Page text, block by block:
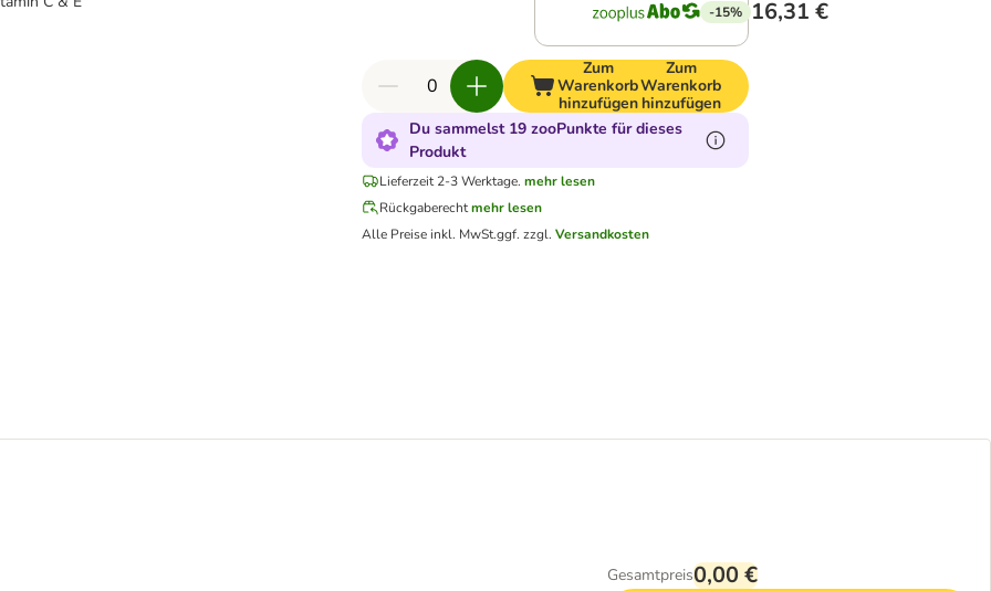
-15% 16,31 €
Zum
Warenkorb
hinzufügen
Zum
Warenkorb
hinzufügen
Du sammelst 19 zooPunkte für dieses
Produkt
Lieferzeit 2-3 Werktage. mehr lesen
Rückgaberechtmehr lesen
Alle Preise inkl. MwSt.ggf. zzgl.Versandkosten
Gesamtpreis0,00 €